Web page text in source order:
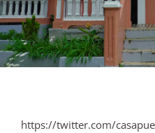
https://twitter.com/